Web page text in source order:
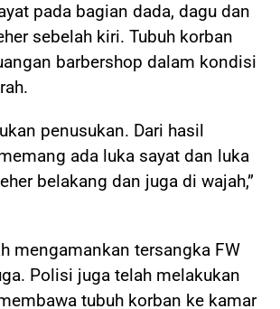
pada bagian dada, dagu dan
sebelah kiri. Tubuh korban
barbershop dalam kondisi
penusukan. Dari hasil
ada luka sayat dan luka
belakang dan juga di wajah,”
mengamankan tersangka FW
Polisi juga telah melakukan
tubuh korban ke kamar